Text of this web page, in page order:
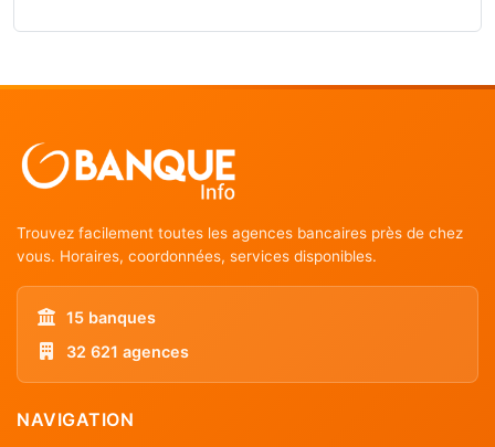
Trouvez facilement toutes les agences bancaires près de chez
vous. Horaires, coordonnées, services disponibles.
15 banques
32 621 agences
NAVIGATION